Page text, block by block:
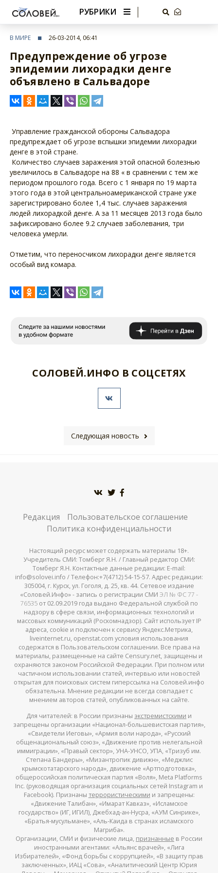
РУБРИКИ
В МИРЕ 26-03-2014, 06:41
Предупреждение об угрозе
эпидемии лихорадки денге
объявлено в Сальвадоре
Управление гражданской обороны Сальвадора
предупреждает об угрозе вспышки эпидемии лихорадки
денге в этой стране.
Количество случаев заражения этой опасной болезнью
увеличилось в Сальвадоре на 88 « в сравнении с тем же
периодом прошлого года. Всего с 1 января по 19 марта
этого года в этой центральноамериканской стране уже
зарегистрировано более 1,4 тыс. случаев заражения
людей лихорадкой денге. А за 11 месяцев 2013 года было
зафиксировано более 9.2 случаев заболевания, три
человека умерли.
Отметим, что переносчиком лихорадки денге является
особый вид комара.
СОЛОВЕЙ.ИНФО В СОЦСЕТЯХ
Следующая новость
Редакция
Пользовательское соглашение
Политика конфиденциальности
Настоящий ресурс может содержать материалы 18+.
Учредитель СМИ: Томберг Я.Н. / Главный редактор СМИ:
Томберг Я.Н. Контактные данные редакции: E-mail:
info@solovei.info / Телефон:+7(4712) 54-15-57. Адрес редакции:
305004, г. Курск, ул. Гоголя, д. 25, кв. 44. Сетевое издание
«Соловей.Инфо» - запись о регистрации СМИ ЭЛ № ФС 77 -
76535от 02.09.2019 года выдано Федеральной службой по
надзору в сфере связи, информационных технологий и
массовых коммуникаций (Роскомнадзор). Сайт использует IP
адреса, cookie и подключен к сервису Яндекс.Метрика,
liveinternet.ru, openstat.com условия использования
содержатся в Пользовательском соглашении. Все права на
материалы, размещенные на сайте Censury.net, защищены и
охраняются законом Российской Федерации. При полном или
частичном использовании статей, интервью или новостей
открытая для поисковых систем гиперссылка на Соловей.инфо
обязательна. Мнение редакции не всегда совпадает с
мнением авторов статей, опубликованных на сайте.
Для читателей: в России признаны экстремистскими и
запрещены организации «Национал-большевистская партия»,
«Свидетели Иеговы», «Армия воли народа», «Русский
общенациональный союз», «Движение против нелегальной
иммиграции», «Правый сектор», УНА-УНСО, УПА, «Тризуб им.
Степана Бандеры», «Мизантропик дивижн», «Меджлис
крымскотатарского народа», движение «Артподготовка»,
общероссийская политическая партия «Воля», Meta Platforms
Inc. (руководящая организация социальных сетей Instagram и
Facebook). Признаны террористическими и запрещены:
«Движение Талибан», «Имарат Кавказ», «Исламское
государство» (ИГ, ИГИЛ), Джебхад-ан-Нусра, «АУМ Синрике»,
«Братья-мусульмане», «Аль-Каида в странах исламского
Магриба».
Организации, СМИ и физические лица, признанные в России
иностранными агентами: «Альянс врачей», «Лига
Избирателей», «Фонд борьбы с коррупцией», «В защиту прав
заключенных», ИАЦ «Сова», «Аналитический Центр Юрия